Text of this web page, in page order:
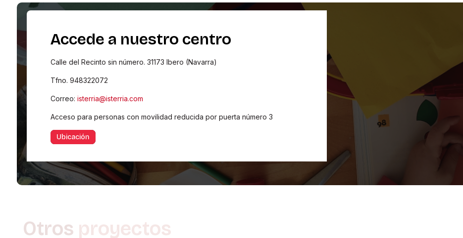
Accede a nuestro centro
Calle del Recinto sin número. 31173 Ibero (Navarra)
Tfno. 948322072
Correo: isterria@isterria.com
Acceso para personas con movilidad reducida por puerta número 3
Ubicación
Otros proyectos